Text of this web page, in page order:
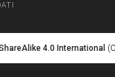
4.0 International